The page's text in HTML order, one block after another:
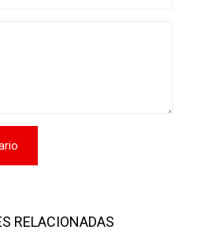
RELACIONADAS